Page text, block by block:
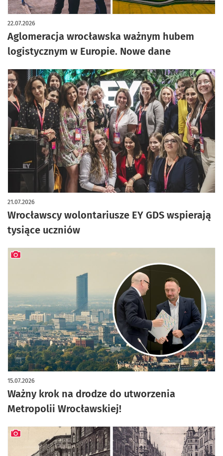
Aglomeracja wrocławska ważnym hubem
logistycznym w Europie. Nowe dane
22.07.2026
Wrocławscy wolontariusze EY GDS wspierają
tysiące uczniów
21.07.2026
Ważny krok na drodze do utworzenia
Metropolii Wrocławskiej!
15.07.2026
artykuł z galerią zdjęć